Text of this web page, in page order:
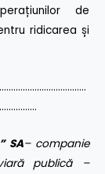
de
ridicarea și
SA– companie
publică –